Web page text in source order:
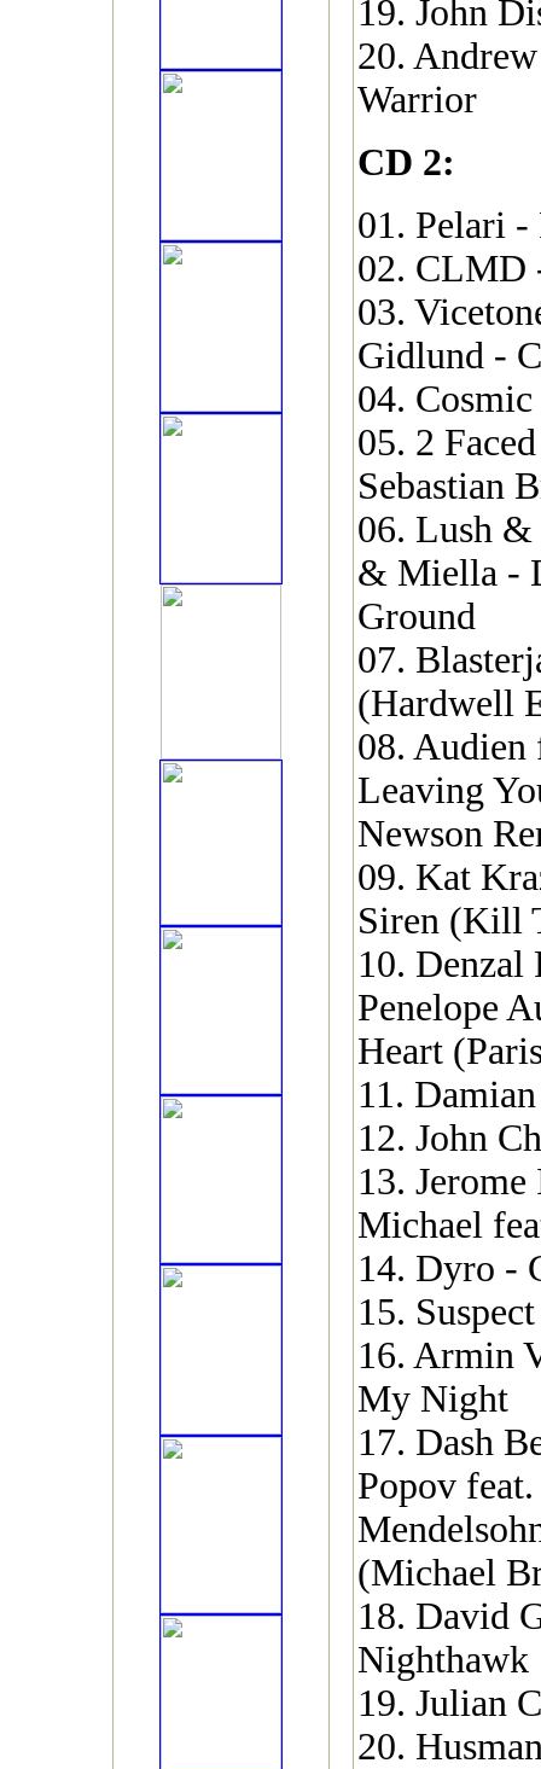
19. John
20.
Warrior
CD 2:
01. Pelari -
02. CLMD
03.
Gidlund -
04.
05. 2
Sebastian
06. Lush
& Miella -
Ground
07.
(Hardwell
08. Audien
Leaving
Newson
09. Kat
Siren (Kill
10. Denzal
Penelope
Heart
11.
12. John
13.
Michael
14. Dyro -
15.
16. Armin
My Night
17. Dash
Popov
(Michael
18. David
Nighthawk
19. Julian
20.